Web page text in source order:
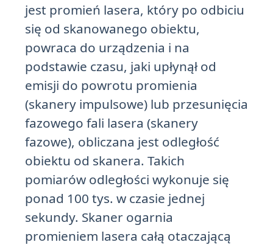
jest promień lasera, który po odbiciu
się od skanowanego obiektu,
powraca do urządzenia i na
podstawie czasu, jaki upłynął od
emisji do powrotu promienia
(skanery impulsowe) lub przesunięcia
fazowego fali lasera (skanery
fazowe), obliczana jest odległość
obiektu od skanera. Takich
pomiarów odległości wykonuje się
ponad 100 tys. w czasie jednej
sekundy. Skaner ogarnia
promieniem lasera całą otaczającą